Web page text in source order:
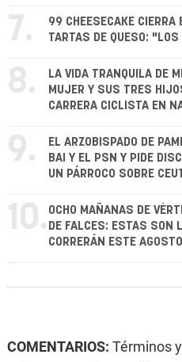
7.
99 CHEESECAKE CIERRA
TARTAS DE QUESO:
8.
LA VIDA TRANQUILA DE
MUJER Y SUS TRES
CARRERA CICLISTA EN
9.
EL ARZOBISPADO DE
BAI Y EL PSN Y PIDE
UN PÁRROCO SOBRE
10. OCHO MAÑANAS DE
DE FALCES: ESTAS SON
CORRERÁN ESTE
COMENTARIOS: Términos